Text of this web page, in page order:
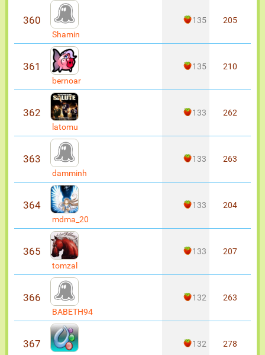
360
Shamin
135 205
361
bernoar
135 210
362
latomu
133 262
363
damminh
133 263
364
mdma_20
133 204
365
tomzal
133 207
366
BABETH94
132 263
367 132 278